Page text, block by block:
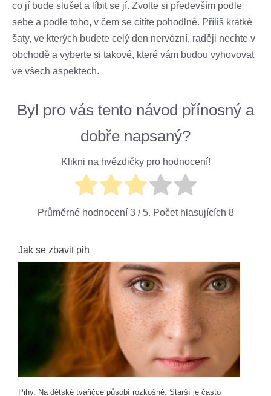
co jí bude slušet a líbit se jí. Zvolte si především podle
sebe a podle toho, v čem se cítíte pohodlně. Příliš krátké
šaty, ve kterých budete celý den nervózní, raději nechte v
obchodě a vyberte si takové, které vám budou vyhovovat
ve všech aspektech.
Byl pro vás tento návod přínosný a
dobře napsaný?
Klikni na hvězdičky pro hodnocení!
Průměrné hodnocení 3/ 5. Počet hlasujících 8
Jak se zbavit pih
Pihy. Na dětské tvářičce působí rozkošně. Starší je často